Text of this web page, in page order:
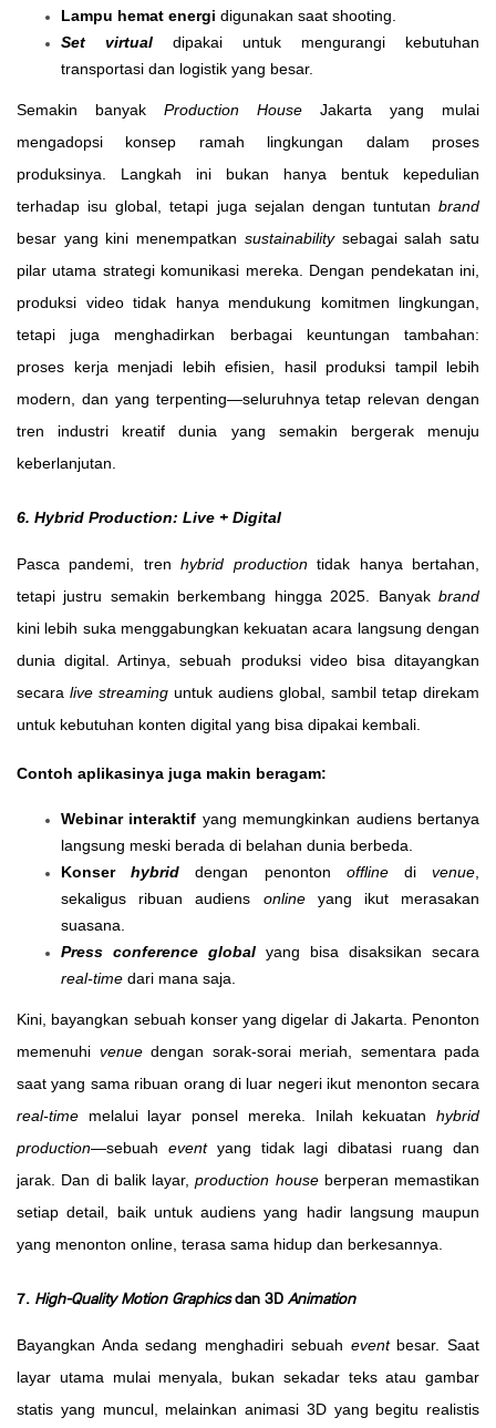
Lampu hemat energi digunakan saat shooting.
Set virtual dipakai untuk mengurangi kebutuhan
transportasi dan logistik yang besar.
Semakin banyak Production House Jakarta yang mulai
mengadopsi konsep ramah lingkungan dalam proses
produksinya. Langkah ini bukan hanya bentuk kepedulian
terhadap isu global, tetapi juga sejalan dengan tuntutan brand
besar yang kini menempatkan sustainabilitysebagai salah satu
pilar utama strategi komunikasi mereka. Dengan pendekatan ini,
produksi video tidak hanya mendukung komitmen lingkungan,
tetapi juga menghadirkan berbagai keuntungan tambahan:
proses kerja menjadi lebih efisien, hasil produksi tampil lebih
modern, dan yang terpenting—seluruhnya tetap relevan dengan
tren industri kreatif dunia yang semakin bergerak menuju
keberlanjutan.
6. Hybrid Production: Live + Digital
Pasca pandemi, trenhybrid productiontidak hanya bertahan,
tetapi justru semakin berkembang hingga 2025. Banyak brand
kini lebih suka menggabungkan kekuatan acara langsung dengan
dunia digital. Artinya, sebuah produksi video bisa ditayangkan
secara live streaming untuk audiens global, sambil tetap direkam
untuk kebutuhan konten digital yang bisa dipakai kembali.
Contoh aplikasinya juga makin beragam:
Webinar interaktif yang memungkinkan audiens bertanya
langsung meski berada di belahan dunia berbeda.
Konserhybrid dengan penonton offlinedivenue
sekaligus ribuan audiens onlineyang ikut merasakan
suasana.
Press conference global yang bisa disaksikan secara
real-time dari mana saja.
Kini, bayangkan sebuah konser yang digelar di Jakarta. Penonton
memenuhi venuedengan sorak-sorai meriah, sementara pada
saat yang sama ribuan orang di luar negeri ikut menonton secara
real-time melalui layar ponsel mereka. Inilah kekuatan hybrid
production—sebuah eventyang tidak lagi dibatasi ruang dan
jarak. Dan di balik layar,production houseberperan memastikan
setiap detail, baik untuk audiens yang hadir langsung maupun
yang menonton online, terasa sama hidup dan berkesannya.
7. High-Quality Motion Graphicsdan 3D Animation
Bayangkan Anda sedang menghadiri sebuah eventbesar. Saat
layar utama mulai menyala, bukan sekadar teks atau gambar
statis yang muncul, melainkan animasi 3D yang begitu realistis